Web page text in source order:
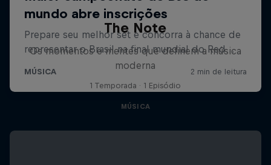
The Note
Os momentos e mentes que definem a música
moderna
1 Temporada · 1 Episódio
MÚSICA